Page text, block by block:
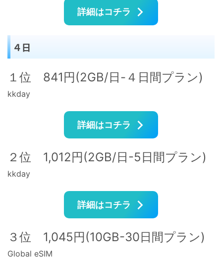
詳細はコチラ
４日
１位 841円(2GB/日-４日間プラン)
kkday
詳細はコチラ
２位 1,012円(2GB/日-5日間プラン)
kkday
詳細はコチラ
３位 1,045円(10GB-30日間プラン)
Global eSIM